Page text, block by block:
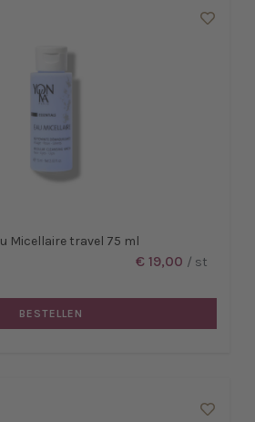
Micellaire travel 75 ml
€ 19,00 / st
BESTELLEN